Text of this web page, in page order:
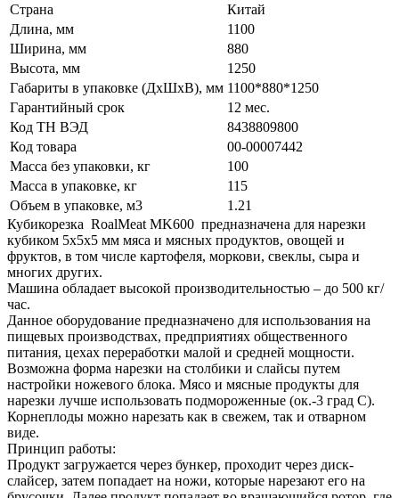
Страна
Китай
Длина, мм
1100
Ширина, мм
880
Высота, мм
1250
Габариты в упаковке (ДхШхВ), мм 1100*880*1250
Гарантийный срок
12 мес.
Код ТН ВЭД
8438809800
Код товара
00-00007442
Масса без упаковки, кг
100
Масса в упаковке, кг
115
Объем в упаковке, м3
1.21
Кубикорезка RoalMeat MK600 предназначена для нарезки
кубиком 5х5х5 мм мяса и мясных продуктов, овощей и
фруктов, в том числе картофеля, моркови, свеклы, сыра и
многих других.
Машина обладает высокой производительностью – до 500 кг/
час.
Данное оборудование предназначено для использования на
пищевых производствах, предприятиях общественного
питания, цехах переработки малой и средней мощности.
Возможна форма нарезки на столбики и слайсы путем
настройки ножевого блока. Мясо и мясные продукты для
нарезки лучше использовать подмороженные (ок.-3 град С).
Корнеплоды можно нарезать как в свежем, так и отварном
виде.
Принцип работы:
Продукт загружается через бункер, проходит через диск-
слайсер, затем попадает на ножи, которые нарезают его на